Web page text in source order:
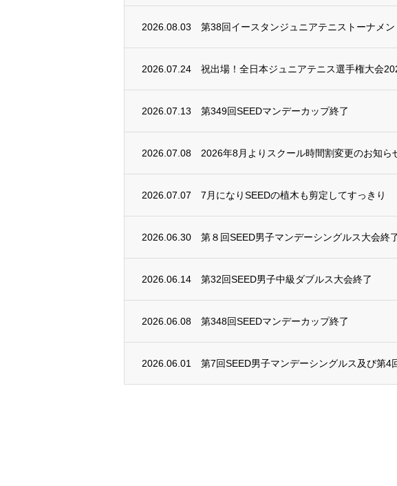
2026.08.03 第38回イースタンジュニアテニストーナメ
2026.07.24 祝出場！全日本ジュニアテニス選手権大会
2026.07.13 第349回SEEDマンデーカップ終了
2026.07.08 2026年8月よりスクール時間割変更のお知ら
2026.07.07 7月になりSEEDの植木も剪定してすっきり
2026.06.30 第８回SEED男子マンデーシングルス大会終
2026.06.14 第32回SEED男子中級ダブルス大会終了
2026.06.08 第348回SEEDマンデーカップ終了
2026.06.01 第7回SEED男子マンデーシングルス及び第4